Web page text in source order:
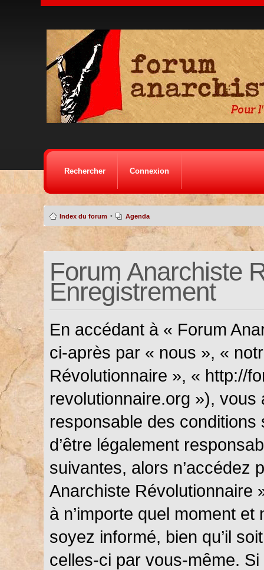
Rechercher Connexion
Index du forum • Agenda
Forum Anarchiste
Enregistrement
En accédant à « Forum
ci-après par « nous », «
Révolutionnaire », « http://
revolutionnaire.org »), vous
responsable des conditions
d’être légalement
suivantes, alors n’accédez
Anarchiste Révolutionnaire
à n’importe quel moment
soyez informé, bien qu’il
celles-ci par vous-même.